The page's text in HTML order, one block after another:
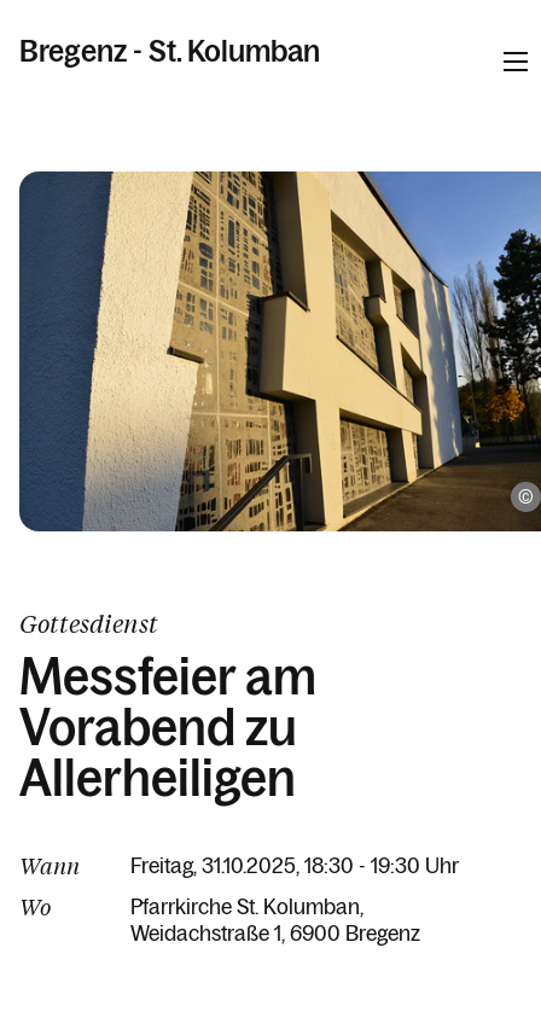
Bregenz - St. Kolumban
Kalender
Personen
Kontakt
Gottesdienst
Messfeier am
Vorabend zu
Allerheiligen
Wann Freitag, 31.10.2025, 18:30 - 19:30 Uhr
Wo
Pfarrkirche St. Kolumban
Weidachstraße 1 6900 Bregenz